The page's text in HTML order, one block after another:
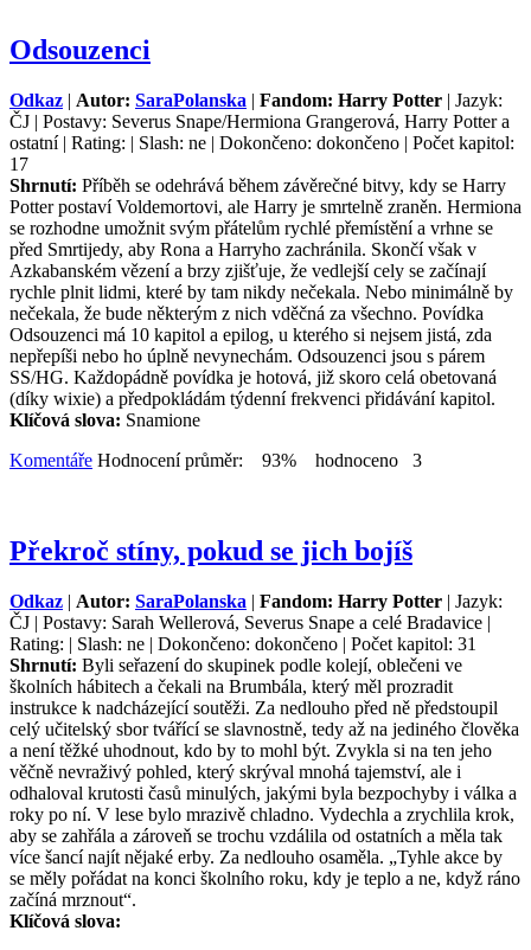
Odsouzenci
Odkaz | Autor: SaraPolanska | Fandom: Harry Potter | Jazyk:
ČJ | Postavy: Severus Snape/Hermiona Grangerová, Harry Potter a
ostatní | Rating: | Slash: ne | Dokončeno: dokončeno | Počet kapitol:
17
Shrnutí: Příběh se odehrává během závěrečné bitvy, kdy se Harry
Potter postaví Voldemortovi, ale Harry je smrtelně zraněn. Hermiona
se rozhodne umožnit svým přátelům rychlé přemístění a vrhne se
před Smrtijedy, aby Rona a Harryho zachránila. Skončí však v
Azkabanském vězení a brzy zjišťuje, že vedlejší cely se začínají
rychle plnit lidmi, které by tam nikdy nečekala. Nebo minimálně by
nečekala, že bude některým z nich vděčná za všechno. Povídka
Odsouzenci má 10 kapitol a epilog, u kterého si nejsem jistá, zda
nepřepíši nebo ho úplně nevynechám. Odsouzenci jsou s párem
SS/HG. Každopádně povídka je hotová, již skoro celá obetovaná
(díky wixie) a předpokládám týdenní frekvenci přidávání kapitol.
Klíčová slova: Snamione
Komentáře Hodnocení průměr: 93% hodnoceno 3
Překroč stíny, pokud se jich bojíš
Odkaz | Autor: SaraPolanska | Fandom: Harry Potter | Jazyk:
ČJ | Postavy: Sarah Wellerová, Severus Snape a celé Bradavice |
Rating: | Slash: ne | Dokončeno: dokončeno | Počet kapitol: 31
Shrnutí: Byli seřazení do skupinek podle kolejí, oblečeni ve
školních hábitech a čekali na Brumbála, který měl prozradit
instrukce k nadcházející soutěži. Za nedlouho před ně předstoupil
celý učitelský sbor tvářící se slavnostně, tedy až na jediného člověka
a není těžké uhodnout, kdo by to mohl být. Zvykla si na ten jeho
věčně nevraživý pohled, který skrýval mnohá tajemství, ale i
odhaloval krutosti časů minulých, jakými byla bezpochyby i válka a
roky po ní. V lese bylo mrazivě chladno. Vydechla a zrychlila krok,
aby se zahřála a zároveň se trochu vzdálila od ostatních a měla tak
více šancí najít nějaké erby. Za nedlouho osaměla. „Tyhle akce by
se měly pořádat na konci školního roku, kdy je teplo a ne, když ráno
začíná mrznout“.
Klíčová slova: